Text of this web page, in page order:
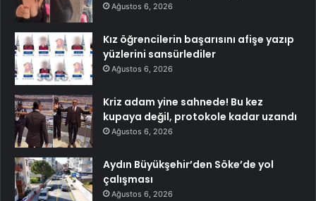
Ağustos 6, 2026
Kız öğrencilerin başarısını afişe yazıp
yüzlerini sansürlediler
Ağustos 6, 2026
Kriz adam yine sahnede! Bu kez
kupaya değil, protokole kadar uzandı
Ağustos 6, 2026
Aydın Büyükşehir’den Söke’de yol
çalışması
Ağustos 6, 2026